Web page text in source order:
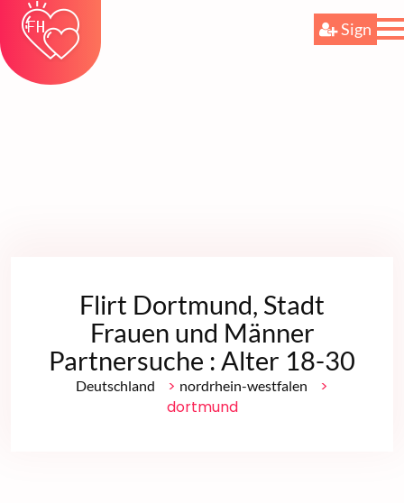
Sign
Flirt Dortmund, Stadt
Frauen und Männer
Partnersuche : Alter 18-30
Deutschland > nordrhein-westfalen
>
dortmund